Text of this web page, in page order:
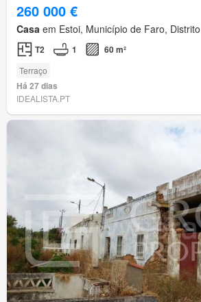
260 000 €
Casa em Estoi, Município de Faro,
T2 1 60 m²
Terraço
Há 27 dias
IDEALISTA.PT